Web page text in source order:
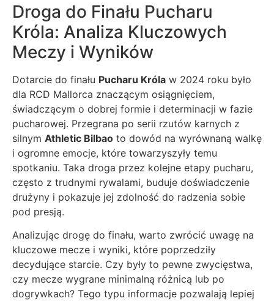
Droga do Finału Pucharu
Króla: Analiza Kluczowych
Meczy i Wyników
Dotarcie do finału Pucharu Króla w 2024 roku było
dla RCD Mallorca znaczącym osiągnięciem,
świadczącym o dobrej formie i determinacji w fazie
pucharowej. Przegrana po serii rzutów karnych z
silnym Athletic Bilbao to dowód na wyrównaną walkę
i ogromne emocje, które towarzyszyły temu
spotkaniu. Taka droga przez kolejne etapy pucharu,
często z trudnymi rywalami, buduje doświadczenie
drużyny i pokazuje jej zdolność do radzenia sobie
pod presją.
Analizując drogę do finału, warto zwrócić uwagę na
kluczowe mecze i wyniki, które poprzedziły
decydujące starcie. Czy były to pewne zwycięstwa,
czy mecze wygrane minimalną różnicą lub po
dogrywkach? Tego typu informacje pozwalają lepiej